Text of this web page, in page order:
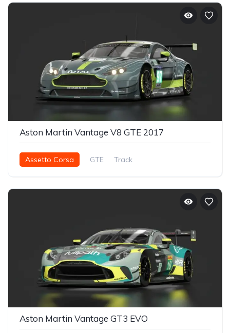
Aston Martin Vantage V8 GTE 2017
Assetto Corsa GTE Track
Aston Martin Vantage GT3 EVO